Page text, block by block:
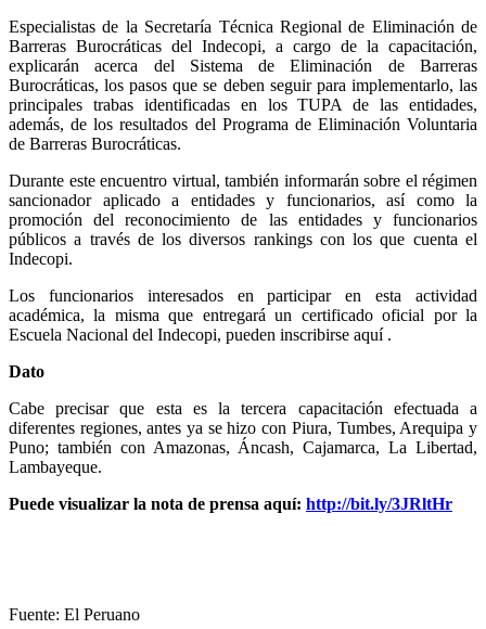
Especialistas de la Secretaría Técnica Regional de Eliminación de
Barreras Burocráticas del Indecopi, a cargo de la capacitación,
explicarán acerca del Sistema de Eliminación de Barreras
Burocráticas, los pasos que se deben seguir para implementarlo, las
principales trabas identificadas en los TUPA de las entidades,
además, de los resultados del Programa de Eliminación Voluntaria
de Barreras Burocráticas.
Durante este encuentro virtual, también informarán sobre el régimen
sancionador aplicado a entidades y funcionarios, así como la
promoción del reconocimiento de las entidades y funcionarios
públicos a través de los diversos rankings con los que cuenta el
Indecopi.
Los funcionarios interesados en participar en esta actividad
académica, la misma que entregará un certificado oficial por la
Escuela Nacional del Indecopi, pueden inscribirse aquí .
Dato
Cabe precisar que esta es la tercera capacitación efectuada a
diferentes regiones, antes ya se hizo con Piura, Tumbes, Arequipa y
Puno; también con Amazonas, Áncash, Cajamarca, La Libertad,
Lambayeque.
Puede visualizar la nota de prensa aquí: http://bit.ly/3JRltHr
Fuente: El Peruano